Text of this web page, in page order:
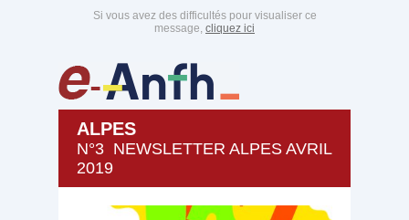
Si vous avez des difficultés pour visualiser ce
message, cliquez ici
ALPES
N°3 NEWSLETTER ALPES AVRIL
2019